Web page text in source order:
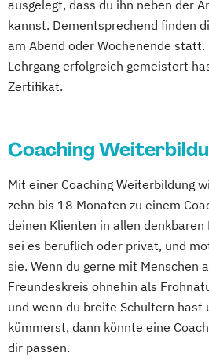
Heilpraktiker/-in für
Fachrichtung
in"
Heilpraktiker/-in für
Fachrichtung "Systemische
Beratungspraxis
Paarberater/ -in
Paarberater/-in +
in
Psychologische/r
Psychologische/r Berater/-
"Burnout-Prävention"
Psychologische/r Berater/-
"Entspannungspädagogik"
Psychologische/r Berater/-
ausgelegt, dass du ihn neben der
kannst. Dementsprechend finden
am Abend oder Wochenende statt.
Lehrgang erfolgreich gemeistert
Zertifikat.
Coaching
Mit einer Coaching Weiterbildung
zehn bis 18 Monaten zu einem
deinen Klienten in allen
sei es beruflich oder privat, und
sie. Wenn du gerne mit Menschen
Freundeskreis ohnehin als
und wenn du breite Schultern hast
kümmerst, dann könnte eine
dir passen.